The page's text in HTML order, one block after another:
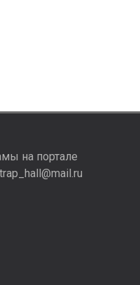
на портале